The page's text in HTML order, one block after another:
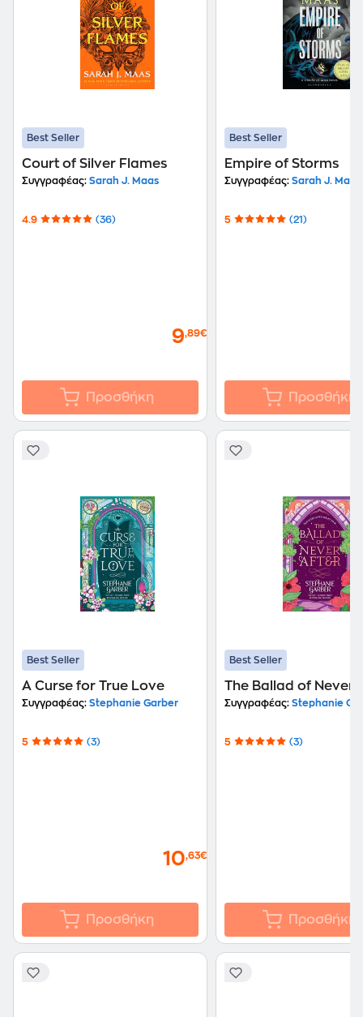
Best Seller
Court of Silver Flames
Συγγραφέας: Sarah J. Maas
4.9 (36)
9,89€
Προσθήκη
Best Seller
Empire of Storms
Συγγραφέας: Sarah J. Maas
5 (21)
Προσθήκη
Best Seller
A Curse for True Love
Συγγραφέας: Stephanie Garber
5 (3)
10,63€
Προσθήκη
Best Seller
The Ballad of Never
Συγγραφέας: Stephanie
5 (3)
Προσθήκη